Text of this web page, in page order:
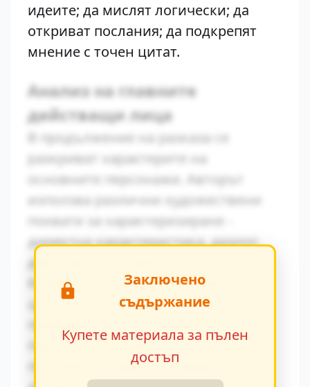
идеите; да мислят логически; да
откриват послания; да подкрепят
мнение с точен цитат.
Анализ на главните
действащи лица
В продължение на разказа се
разкриват характерите на
основните персонажи. Авторът
използва различни художествени
похвати за характеризиране -
директна характеристика, диалог,
действия и вътрешен монолог.
Конфликтът между традиционните
ценности и модерните идеи се
персонажите. Това
противопоставяне създава
Заключено
съдържание
Купете материала за пълен
достъп